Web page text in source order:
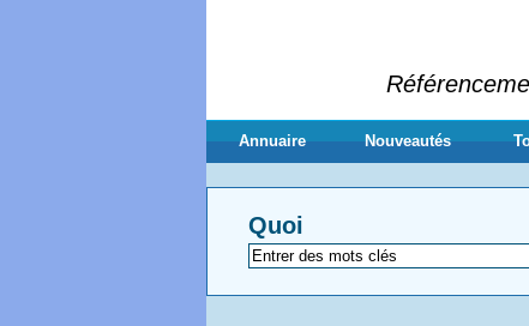
Annuaire Nouveautés
Quoi